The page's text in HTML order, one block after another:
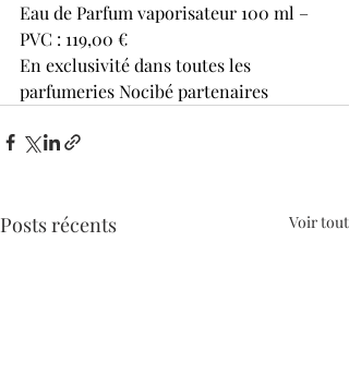
Eau de Parfum vaporisateur 100 ml –
PVC : 119,00 €
En exclusivité dans toutes les
parfumeries Nocibé partenaires
Posts récents Voir tout